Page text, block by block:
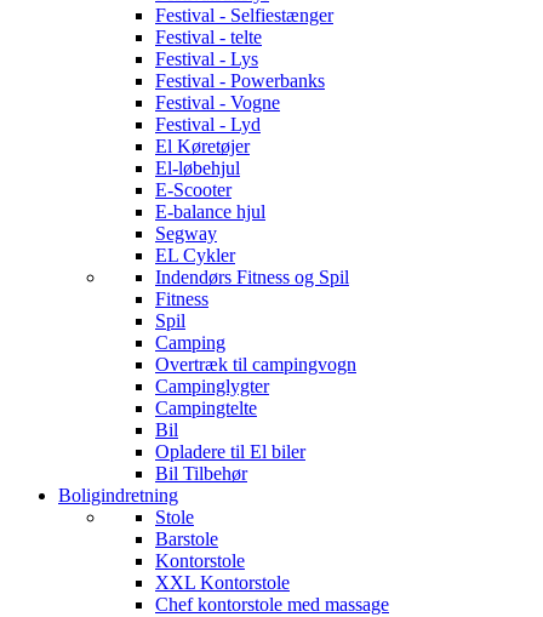
Festival - Selfiestænger
Festival - telte
Festival - Lys
Festival - Powerbanks
Festival - Vogne
Festival - Lyd
El Køretøjer
El-løbehjul
E-Scooter
E-balance hjul
Segway
EL Cykler
Indendørs Fitness og Spil
Fitness
Spil
Camping
Overtræk til campingvogn
Campinglygter
Campingtelte
Bil
Opladere til El biler
Bil Tilbehør
Boligindretning
Stole
Barstole
Kontorstole
XXL Kontorstole
Chef kontorstole med massage